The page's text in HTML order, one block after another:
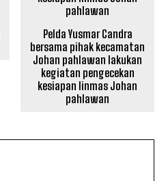
Pelda Yusmar Candra
bersama pihak kecamatan
Johan pahlawan lakukan
kegiatan pengecekan
kesiapan linmas Johan
pahlawan